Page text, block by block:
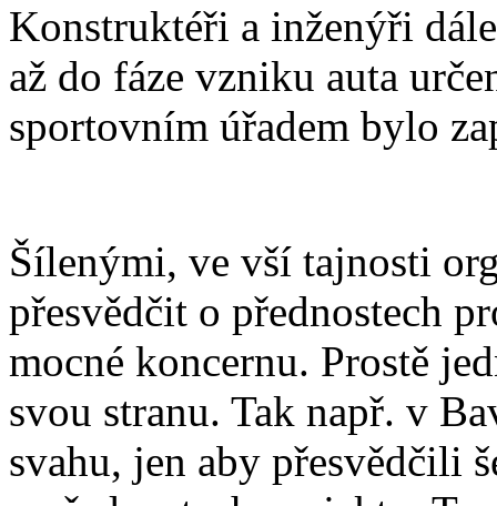
Konstruktéři a inženýři
až do fáze vzniku auta
sportovním úřadem bylo
Šílenými, ve vší tajnosti
přesvědčit o přednostech
mocné koncernu. Prostě
svou stranu. Tak např. v
svahu, jen aby přesvědčili